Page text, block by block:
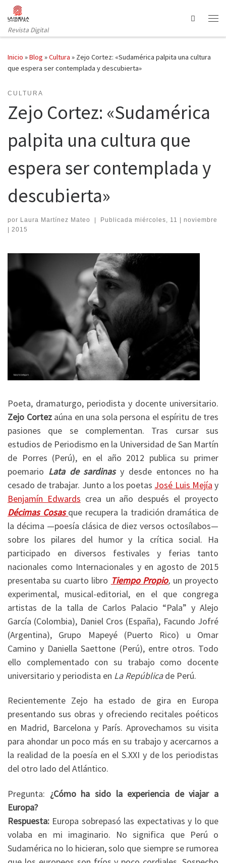
Saltar al contenido
Revista Digital
Search
Inicio »Blog »Cultura » Zejo Cortez: «Sudamérica palpita una cultura
que espera ser contemplada y descubierta»
CULTURA
Zejo Cortez: «Sudamérica
palpita una cultura que
espera ser contemplada y
descubierta»
por Laura Martínez Mateo | Publicada miércoles, 11 | noviembre
| 2015
Poeta, dramaturgo, periodista y docente universitario.
Zejo Cortezaúna en una sola persona el espíritu de tres
pasiones que se complementan. Tras cursar sus
estudios de Periodismo en la Universidad de San Martín
de Porres (Perú), en el año 2012 publica su primer
poemario Lata de sardinas y desde entonces no ha
cesado de trabajar. Junto a los poetas José Luis Mejía y
Benjamín Edwards crea un año después el proyecto
Décimas Cosas que recupera la tradición dramática de
la décima —poesía clásica de diez versos octosílabos—
sobre los pilares del humor y la crítica social. Ha
participado en diversos festivales y ferias tanto
nacionales como Internacionales y en agosto de 2015
presentaba su cuarto libro Tiempo Propio, un proyecto
experimental, musical-editorial, en el que congrega
artistas de la talla de Carlos Palacio “Pala” y Alejo
García (Colombia), Daniel Cros (España), Facundo Jofré
(Argentina), Grupo Mapeyé (Puerto Rico) u Omar
Camino y Daniella Saettone (Perú), entre otros. Todo
ello complementado con su trabajo como docente
universitario y periodista en La Repúblicade Perú.
Recientemente Zejo ha estado de gira en Europa
presentando sus obras y ofreciendo recitales poéticos
en Madrid, Barcelona y París. Aprovechamos su visita
para ahondar un poco más en su trabajo y acercarnos a
la realidad de la poesía en el S.XXI y de los periodistas
del otro lado del Atlántico.
Pregunta: ¿Cómo ha sido la experiencia de viajar a
Europa?
Respuesta: Europa sobrepasó las expectativas y lo que
volaba en mi imaginario. No significa que Perú o
Sudamérica no lo hicieran, solo que siempre se rumorea